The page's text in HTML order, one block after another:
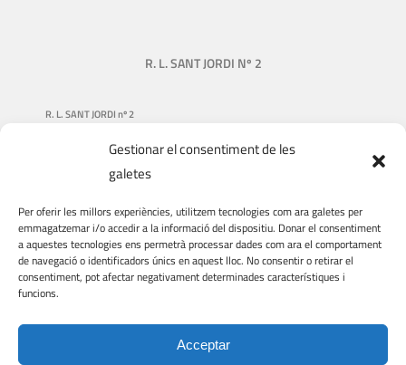
Gestionar el consentiment de les
galetes
Per oferir les millors experiències, utilitzem tecnologies com ara galetes per
emmagatzemar i/o accedir a la informació del dispositiu. Donar el consentiment
a aquestes tecnologies ens permetrà processar dades com ara el comportament
de navegació o identificadors únics en aquest lloc. No consentir o retirar el
consentiment, pot afectar negativament determinades característiques i
funcions.
Acceptar
R. L. SANT JORDI Nº 2
R. L. SANT JORDI nº 2
NUESTRA HISTORIA
QUIÉNES SOMOS
QUÉ HACEMOS
DONACIONES
VIAJES Y VISITAS